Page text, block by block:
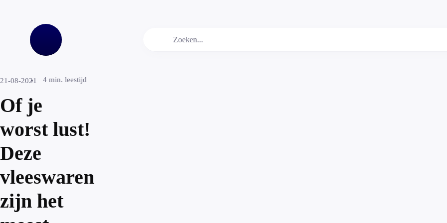
21-08-2021 4 min. leestijd
Of je
worst lust!
Deze
vleeswaren
zijn het